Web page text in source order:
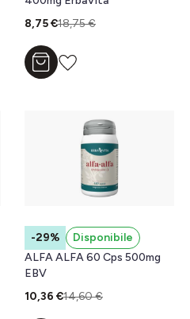
8,75 €18,75 €
Aggiungi al carrello
-29%
Disponibile
ALFA ALFA 60 Cps 500mg
EBV
10,36 €14,60 €